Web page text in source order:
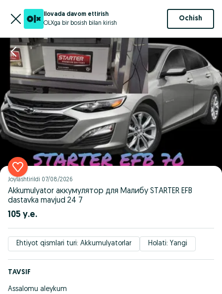
Ilovada davom ettirish
OLXga bir bosish bilan kirish
Ochish
Joylashtirildi 07/08/2026
Akkumulyator аккумулятор для Малибу STARTER EFB
dastavka mavjud 24 7
105 у.е.
Ehtiyot qismlari turi: Akkumulyatorlar Holati: Yangi
TAVSIF
Assalomu aleykum